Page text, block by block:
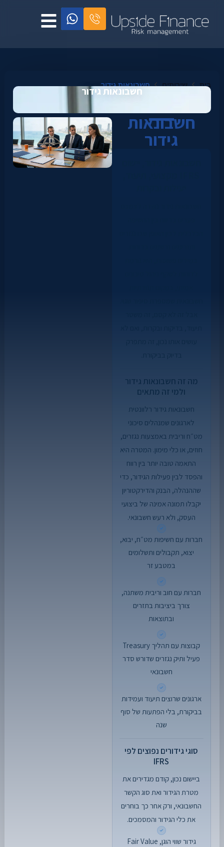
בית שירותים חשבונאות גידור
חשבונאות גידור
חשבונאות
גידור
מה זה חשבונאות גידור
ולמי זה מתאים
חשבונאות גידור רלוונטית
לארגונים שמנהלים סיכוני
מט״ח וריבית באמצעות נגזרים,
חוזים, או כלי מימון. המטרה היא
התאמה טובה יותר בין רווח
והפסד לבין פעילות הגידור, כדי
שההנהלה, הבנק והדירקטוריון
יקבלו תמונה אמינה של ביצועי
העסק, ולא רעש חשבונאי.
חברות עם חשיפות מט״ח, יבוא,
יצוא, תקבולים ותשלומים
במטבע זר
חברות עם חוב וריבית משתנה,
צורך ביציבות בתזרים
ובתוצאות
קבוצות עם תהליך Treasury
פעיל ותיק נגזרים שדורש סדר
חשבונאי
ארגונים שרוצים תיעוד ועמידות
בביקורת, בלי הפתעות של סוף
שנה
סוגי גידורים נפוצים לפי
IFRS
ביישום נכון, קודם מגדירים את
מטרת הגידור ואת סוג הקשר
החשבונאי, ורק אחר כך בוחרים
את כלי הגידור והמסמכים.
גידור שווי הוגן, Fair Value